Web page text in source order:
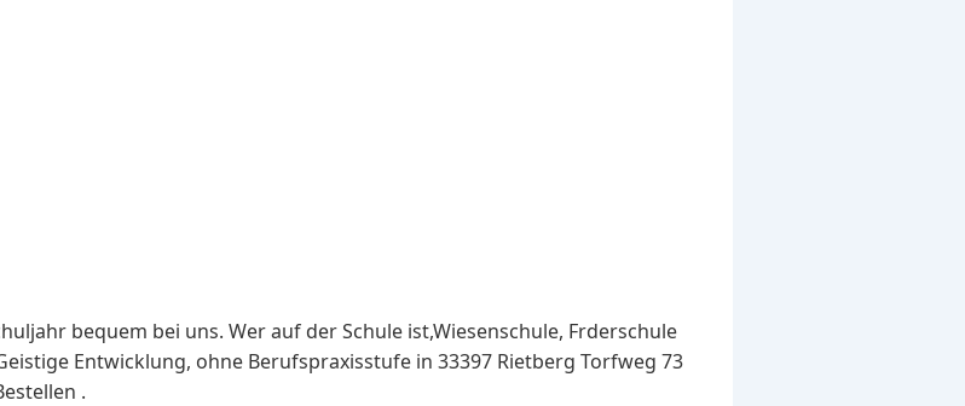
bequem bei uns. Wer auf der Schule ist,Wiesenschule, Frderschule
Entwicklung, ohne Berufspraxisstufe in 33397 Rietberg Torfweg 73
.